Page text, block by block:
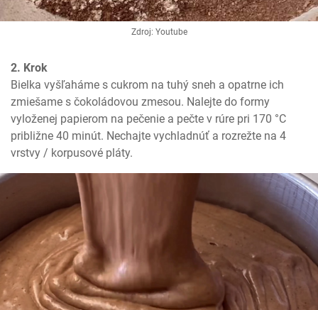
Zdroj: Youtube
2. Krok
Bielka vyšľaháme s cukrom na tuhý sneh a opatrne ich
zmiešame s čokoládovou zmesou. Nalejte do formy
vyloženej papierom na pečenie a pečte v rúre pri 170 °C
približne 40 minút. Nechajte vychladnúť a rozrežte na 4
vrstvy / korpusové pláty.